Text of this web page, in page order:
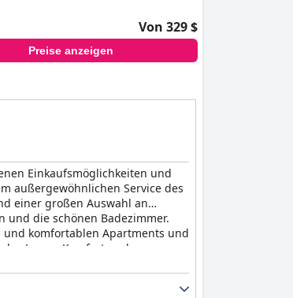
Von 329 $
Preise anzeigen
Einkaufsmöglichkeiten und
außergewöhnlichen Service des
einer großen Auswahl an
und die schönen Badezimmer.
komfortablen Apartments und
das Luxus, Komfort und